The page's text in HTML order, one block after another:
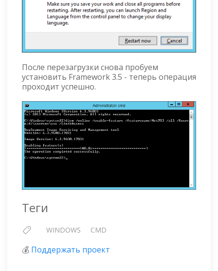
После перезагрузки снова пробуем
установить Framework 3.5 - теперь операция
проходит успешно.
Теги
WINDOWS CMD
💰 Поддержать проект